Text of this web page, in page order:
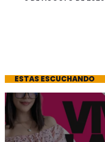
ESTAS ESCUCHANDO